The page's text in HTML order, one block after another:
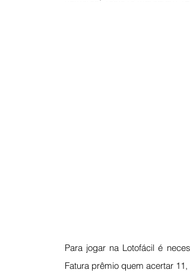
Para jogar na Lotofácil é
Fatura prêmio quem acertar